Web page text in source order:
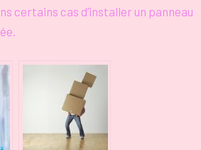
certains cas d’installer un panneau